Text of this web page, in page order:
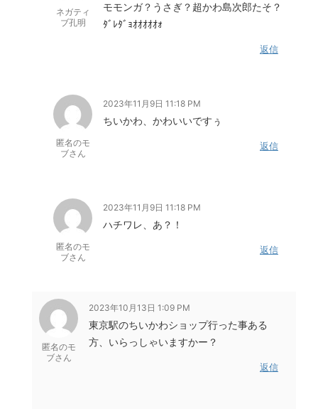
ネガティ
ブ孔明
モモンガ？うさぎ？超かわ島次郎たそ？
ﾀﾞﾚﾀﾞｮｵｵｵｵｵｫ
返信
匿名のモ
ブさん
2023年11月9日 11:18 PM
ちいかわ、かわいいですぅ
返信
匿名のモ
ブさん
2023年11月9日 11:18 PM
ハチワレ、あ？！
返信
匿名のモ
ブさん
2023年10月13日 1:09 PM
東京駅のちいかわショップ行った事ある
方、いらっしゃいますかー？
返信